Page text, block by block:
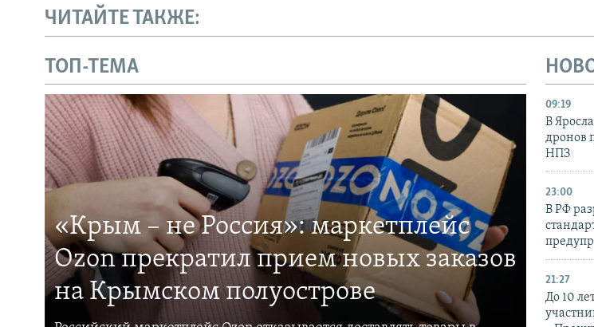
ЧИТАЙТЕ ТАКЖЕ:
ТОП-ТЕМА
«Крым – не Россия»: маркетплейс
Ozon прекратил прием новых заказов
на Крымском полуострове
09:19
В
дронов
НПЗ
23:00
В РФ
21:27
До 10